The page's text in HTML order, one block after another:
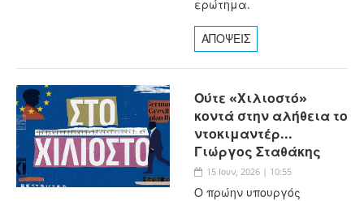
ερώτημα.
ΑΠΟΨΕΙΣ
Ούτε «Χιλιοστό»
κοντά στην αλήθεια το
ντοκιμαντέρ...
Γιώργος Σταθάκης
15 Ιουν, 2026 | 10:55
Ο πρώην υπουργός